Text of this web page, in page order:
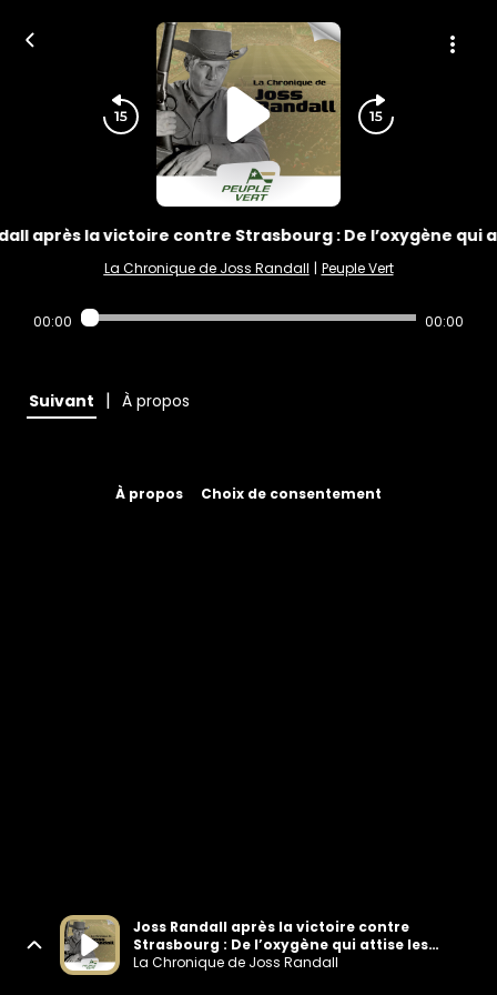
après la victoire contre Strasbourg : De l’oxygène qui
La Chronique de Joss Randall | Peuple Vert
00:00 00:00
Suivant | À propos
À propos Choix de consentement
Joss Randall après la victoire contre
Strasbourg : De l’oxygène qui attise les
braises de l’espoir
La Chronique de Joss Randall